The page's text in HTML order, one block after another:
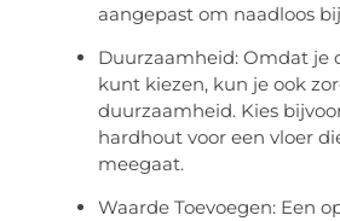
aangepast om naadloos
Duurzaamheid: Omdat je
kunt kiezen, kun je ook
duurzaamheid. Kies
hardhout voor een vloer
meegaat.
Waarde Toevoegen: Een